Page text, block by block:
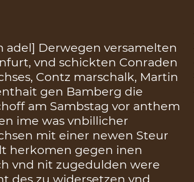
adel] Derwegen versamelten
vnd schickten Conraden
Contz marschalk, Martin
gen Bamberg die
am Sambstag vor anthem
ime was vnbillicher
mit einer newen Steur
herkomen gegen inen
vnd nit zugedulden were
des zu widersetzen vnd